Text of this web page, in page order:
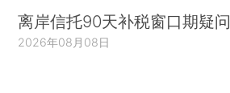
离岸信托90天补税窗口期疑问
2026年08月08日